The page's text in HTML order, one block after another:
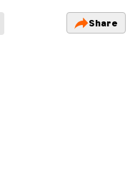
Share